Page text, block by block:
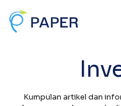
Invoice
Kumpulan artikel dan